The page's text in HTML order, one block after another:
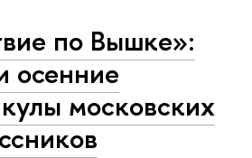
по Вышке»:
осенние
московских